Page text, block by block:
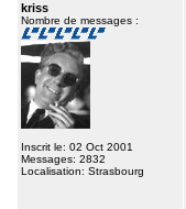
kriss
Nombre de messages :
Inscrit le: 02 Oct 2001
Messages: 2832
Localisation: Strasbourg